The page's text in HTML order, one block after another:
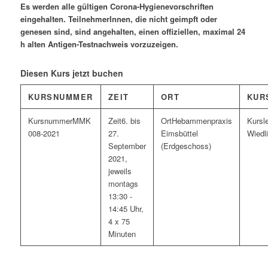
Es werden alle gültigen Corona-Hygienevorschriften
eingehalten. TeilnehmerInnen, die nicht geimpft oder
genesen sind, sind angehalten, einen offiziellen, maximal 24
h alten Antigen-Testnachweis vorzuzeigen.
Diesen Kurs jetzt buchen
KURSNUMMER ZEIT ORT
MMK
008-2021
6. bis
27.
September
2021,
jeweils
montags
13:30 -
14:45 Uhr,
4 x 75
Minuten
Hebammenpraxis
Eimsbüttel
(Erdgeschoss)